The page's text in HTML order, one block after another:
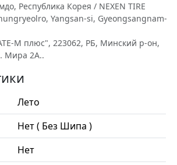
Республика Корея / NEXEN TIRE
Yangsan-si, Gyeongsangnam-
М плюс", 223062, РБ, Минский р-он,
Мира 2А..
Лето
Нет ( Без Шипа )
Нет